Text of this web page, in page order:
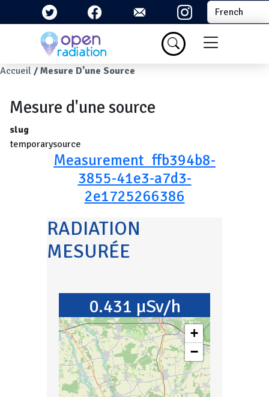
Aller au contenu principal Select your
Menu du
Fil d'Ariane
Accueil Mesure D'une Source
Mesure d'une source
slug
temporarysource
Measurement_ffb394b8-
3855-41e3-a7d3-
2e1725266386
RADIATION
MESURÉE
0.431 µSv/h
+
−